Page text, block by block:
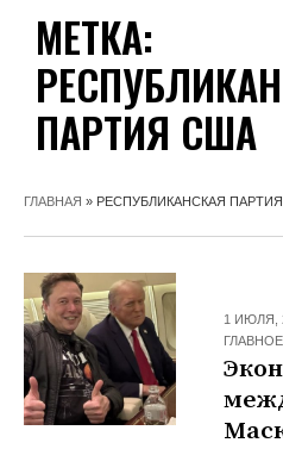
МЕТКА:
ПАРТИЯ США
ГЛАВНАЯ » РЕСПУБЛИКАНСКАЯ
1 ИЮЛЯ,
ГЛАВНОЕ